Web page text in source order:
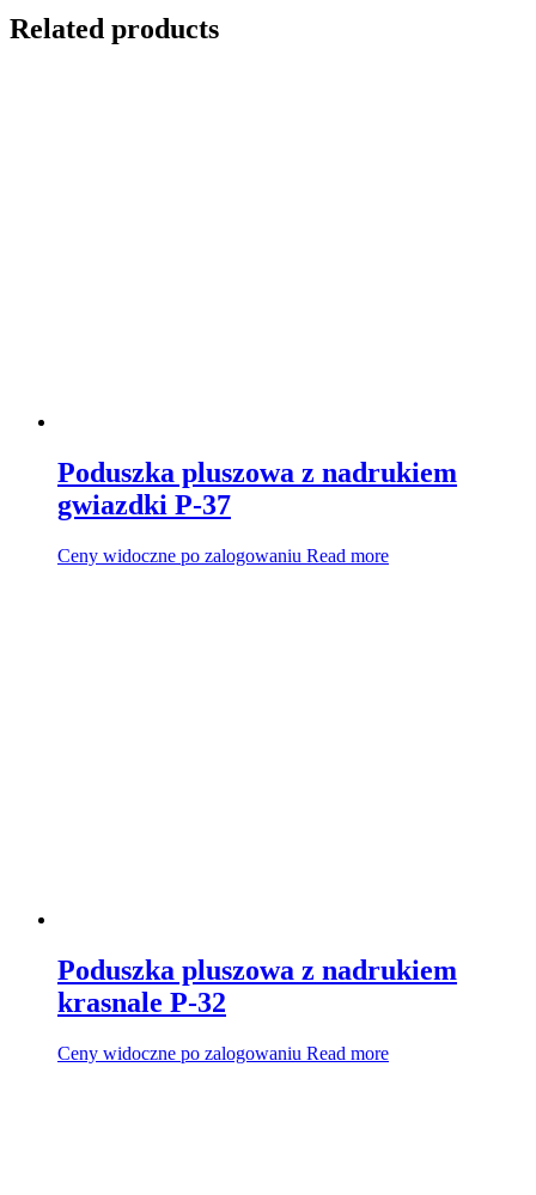
Related products
Poduszka pluszowa z nadrukiem
gwiazdki P-37
Ceny widoczne po zalogowaniu Read more
Poduszka pluszowa z nadrukiem
krasnale P-32
Ceny widoczne po zalogowaniu Read more